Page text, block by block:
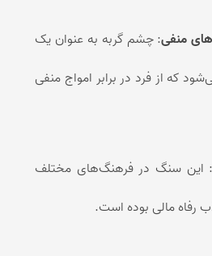
منفی: چشم گربه به عنوان یک
که از فرد در برابر امواج منفی
این سنگ در فرهنگ‌های مختلف
مالی بوده است.